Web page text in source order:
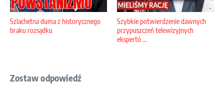
Szlachetna duma z historycznego
braku rozsądku
Szybkie potwierdzenie dawnych
przypuszczeń telewizyjnych
ekspertó ...
Zostaw odpowiedź